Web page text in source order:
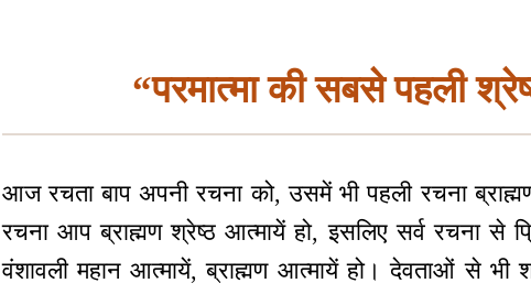
“परमात्मा की सबसे पहली
आज रचता बाप अपनी रचना को, उसमें भी पहली रचना
रचना आप ब्राह्मण श्रेष्ठ आत्मायें हो, इसलिए सर्व रचना से
वंशावली महान आत्मायें, ब्राह्मण आत्मायें हो। देवताओं से भी